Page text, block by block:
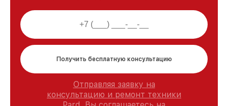
Получить бесплатную консультацию
Отправляя заявку на
консультацию и ремонт техники